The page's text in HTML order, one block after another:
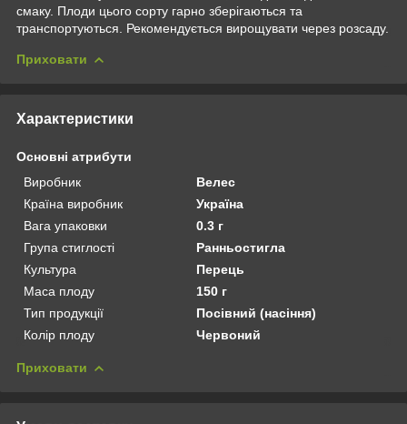
смаку. Плоди цього сорту гарно зберігаються та
транспортуються. Рекомендується вирощувати через розсаду.
Приховати
Характеристики
Основні атрибути
Виробник
Велес
Країна виробник
Україна
Вага упаковки
0.3 г
Група стиглості
Ранньостигла
Культура
Перець
Маса плоду
150 г
Тип продукції
Посівний (насіння)
Колір плоду
Червоний
Приховати